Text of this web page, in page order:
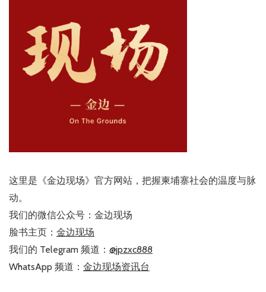
这里是《金边现场》官方网站，把握柬埔寨社会的温度与脉
动。
我们的微信公众号：金边现场
脸书主页： 金边现场
我们的 Telegram 频道： @jpzxc888
WhatsApp 频道： 金边现场资讯台